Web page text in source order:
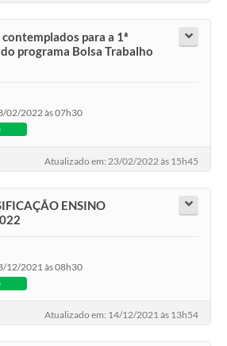
para a 1ª
programa Bolsa Trabalho
02/2022 às 07h30
Atualizado em: 23/02/2022 às 15h45
ENSINO
12/2021 às 08h30
Atualizado em: 14/12/2021 às 13h54